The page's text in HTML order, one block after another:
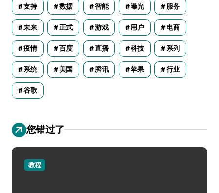
支持 数据 智能 曝光 服务
未来 正式 游戏 用户 电商
疫情 百度 直播 科技 系列
系统 美国 腾讯 苹果 行业
谷歌
您错过了
教程